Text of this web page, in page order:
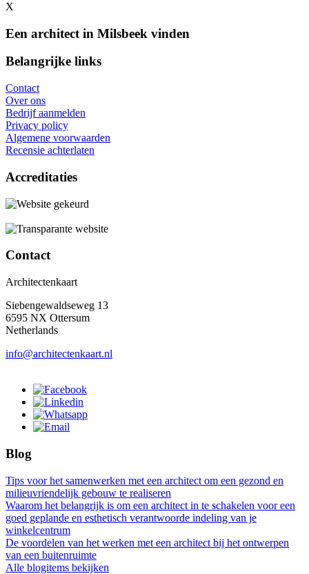
X
Een architect in Milsbeek vinden
Belangrijke links
Contact
Over ons
Bedrijf aanmelden
Privacy policy
Algemene voorwaarden
Recensie achterlaten
Accreditaties
Contact
Architectenkaart
Siebengewaldseweg 13
6595 NX Ottersum
Netherlands
info@architectenkaart.nl
Blog
Tips voor het samenwerken met een architect om een gezond en
milieuvriendelijk gebouw te realiseren
Waarom het belangrijk is om een architect in te schakelen voor een
goed geplande en esthetisch verantwoorde indeling van je
winkelcentrum
De voordelen van het werken met een architect bij het ontwerpen
van een buitenruimte
Alle blogitems bekijken